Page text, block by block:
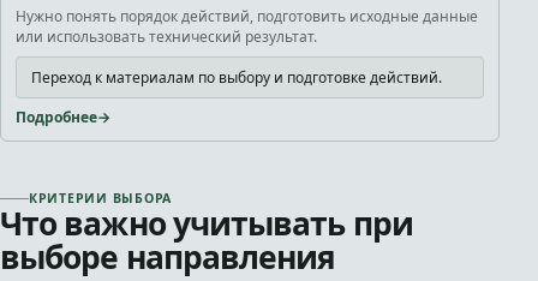
Нужно понять порядок действий, подготовить исходные данные
или использовать технический результат.
Переход к материалам по выбору и подготовке действий.
Подробнее
КРИТЕРИИ ВЫБОРА
Что важно учитывать при
выборе направления